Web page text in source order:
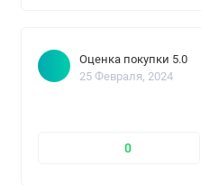
Оценка покупки 5.0
25 Февраля, 2024
0